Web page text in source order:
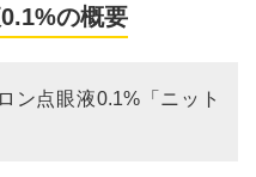
の概要
ン点眼液0.1%「ニット